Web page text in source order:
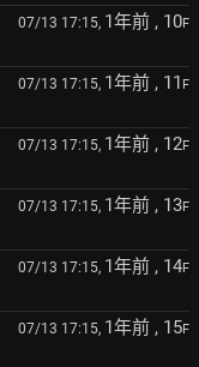
07/13 17:15, 1年前 , 10F
07/13 17:15, 1年前 , 11 F
07/13 17:15, 1年前 , 12F
07/13 17:15, 1年前 , 13F
07/13 17:15, 1年前 , 14F
07/13 17:15, 1年前 , 15F